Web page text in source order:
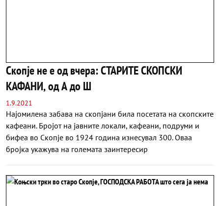
Скопје не е од вчера: СТАРИТЕ СКОПСКИ
КАФАНИ, од А до Ш
1.9.2021
Најомилена забава на скопјани била посетата на скопските
кафеани. Бројот на јавните локали, кафеани, подруми и
бифеа во Скопје во 1924 година изнесувал 300. Оваа
бројка укажува на големата заинтересир